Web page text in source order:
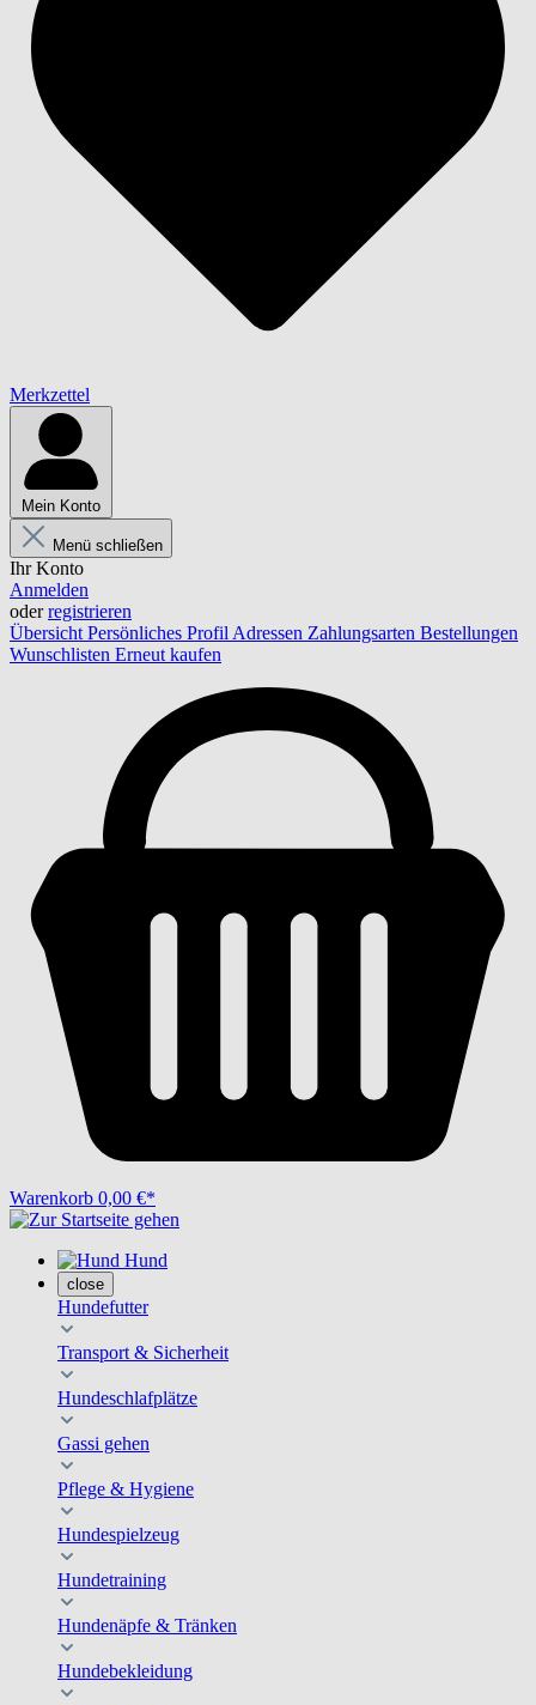
Merkzettel
Mein Konto
Menü schließen
Ihr Konto
Anmelden
oderregistrieren
Übersicht Persönliches Profil Adressen Zahlungsarten Bestellungen
Wunschlisten Erneut kaufen
Warenkorb 0,00 €*
Hund
close
Hundefutter
Transport & Sicherheit
Hundeschlafplätze
Gassi gehen
Pflege & Hygiene
Hundespielzeug
Hundetraining
Hundenäpfe & Tränken
Hundebekleidung